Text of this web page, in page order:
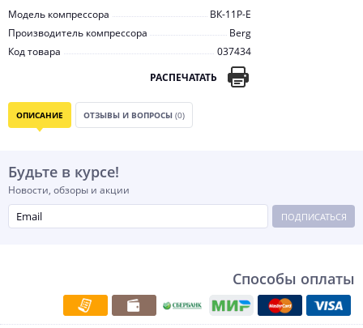
Модель компрессора
ВК-11Р-E
Производитель компрессора
Berg
Код товара
037434
РАСПЕЧАТАТЬ
ОПИСАНИЕ ОТЗЫВЫ И ВОПРОСЫ (0)
Будьте в курсе!
Новости, обзоры и акции
ПОДПИСАТЬСЯ
Способы оплаты